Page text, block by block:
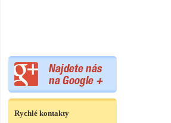
Rychlé kontakty